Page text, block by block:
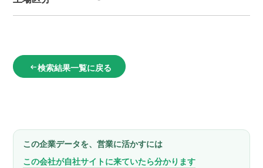
arrow_left_alt検索結果一覧に戻る
この企業データを、営業に活かすには
この会社が自社サイトに来ていたら分かります